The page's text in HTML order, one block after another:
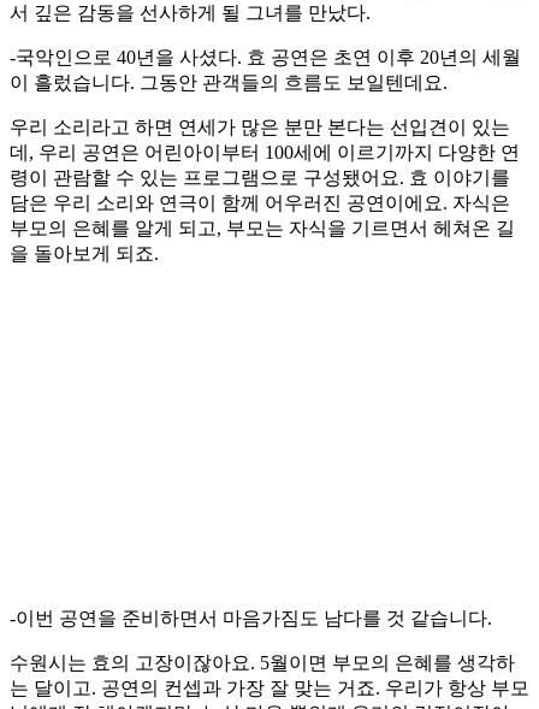
서 깊은 감동을 선사하게 될 그녀를 만났다.
-국악인으로 40년을 사셨다. 효 공연은 초연 이후 20년의 세월
이 흘렀습니다. 그동안 관객들의 흐름도 보일텐데요.
우리 소리라고 하면 연세가 많은 분만 본다는 선입견이 있는
데, 우리 공연은 어린아이부터 100세에 이르기까지 다양한 연
령이 관람할 수 있는 프로그램으로 구성됐어요. 효 이야기를
담은 우리 소리와 연극이 함께 어우러진 공연이에요. 자식은
부모의 은혜를 알게 되고, 부모는 자식을 기르면서 헤쳐온 길
을 돌아보게 되죠.
-이번 공연을 준비하면서 마음가짐도 남다를 것 같습니다.
수원시는 효의 고장이잖아요. 5월이면 부모의 은혜를 생각하
는 달이고. 공연의 컨셉과 가장 잘 맞는 거죠. 우리가 항상 부모